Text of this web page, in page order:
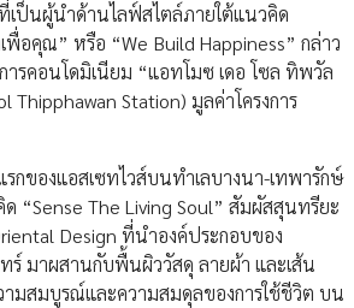
ป็นผู้นำด้านไลฟ์สไตล์ภายใต้แนวคิด
อคุณ” หรือ “We Build Happiness” กล่าว
ารคอนโดมิเนียม “แอทโมซ เดอ โซล ทิพวัล
Thipphawan Station) มูลค่าโครงการ
รกของแอสเซทไวส์บนทำเลบางนา-เทพารักษ์
“Sense The Living Soul” สัมผัสสุนทรียะ
Design ที่นำองค์ประกอบของ
มาผสานกับพื้นผิววัสดุ ลายผ้า และเส้น
มสมบูรณ์และความสมดุลของการใช้ชีวิต บน